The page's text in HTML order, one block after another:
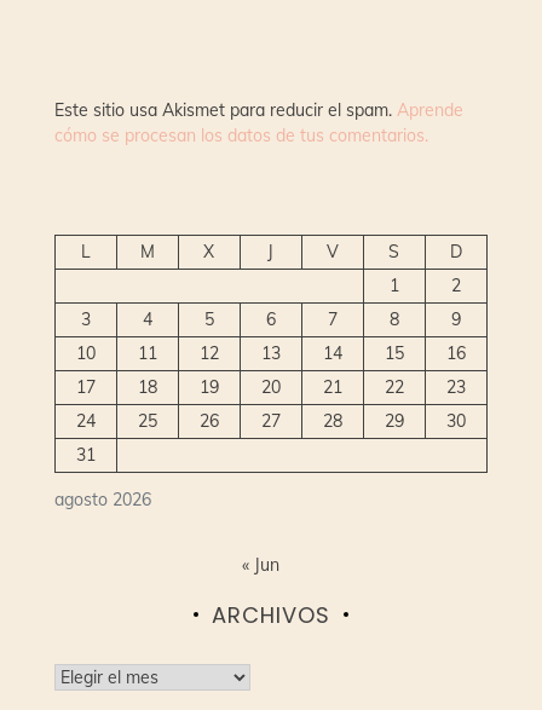
Este sitio usa Akismet para reducir el spam. Aprende
cómo se procesan los datos de tus comentarios.
agosto 2026
L M X J V S
D
1
2
3
4 5 6 7 8
9
10
11 12 13 14 15
16
17
18 19 20 21 22
23
24
25 26 27 28 29
30
31
« Jun
ARCHIVOS
Archivos